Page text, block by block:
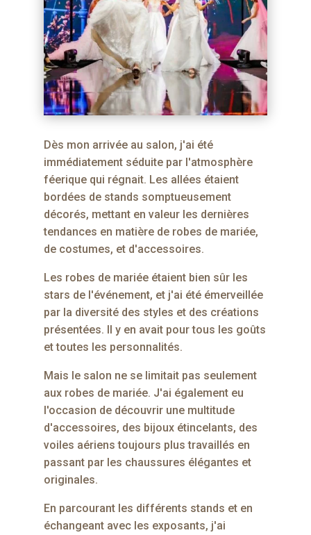
Dès mon arrivée au salon, j'ai été
immédiatement séduite par l'atmosphère
féerique qui régnait. Les allées étaient
bordées de stands somptueusement
décorés, mettant en valeur les dernières
tendances en matière de robes de mariée,
de costumes, et d'accessoires.
Les robes de mariée étaient bien sûr les
stars de l'événement, et j'ai été émerveillée
par la diversité des styles et des créations
présentées. Il y en avait pour tous les goûts
et toutes les personnalités.
Mais le salon ne se limitait pas seulement
aux robes de mariée. J'ai également eu
l'occasion de découvrir une multitude
d'accessoires, des bijoux étincelants, des
voiles aériens toujours plus travaillés en
passant par les chaussures élégantes et
originales.
En parcourant les différents stands et en
échangeant avec les exposants, j'ai